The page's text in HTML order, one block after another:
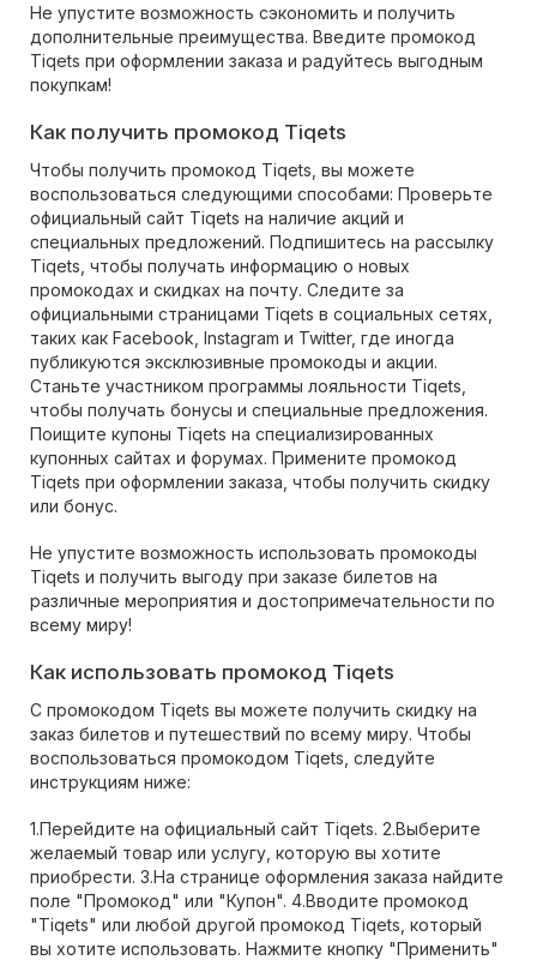
Не упустите возможность сэкономить и получить
дополнительные преимущества. Введите промокод
Tiqets при оформлении заказа и радуйтесь выгодным
покупкам!
Как получить промокод Tiqets
Чтобы получить промокод Tiqets, вы можете
воспользоваться следующими способами: Проверьте
официальный сайт Tiqets на наличие акций и
специальных предложений. Подпишитесь на рассылку
Tiqets, чтобы получать информацию о новых
промокодах и скидках на почту. Следите за
официальными страницами Tiqets в социальных сетях,
таких как Facebook, Instagram и Twitter, где иногда
публикуются эксклюзивные промокоды и акции.
Станьте участником программы лояльности Tiqets,
чтобы получать бонусы и специальные предложения.
Поищите купоны Tiqets на специализированных
купонных сайтах и форумах. Примените промокод
Tiqets при оформлении заказа, чтобы получить скидку
или бонус.
Не упустите возможность использовать промокоды
Tiqets и получить выгоду при заказе билетов на
различные мероприятия и достопримечательности по
всему миру!
Как использовать промокод Tiqets
С промокодом Tiqets вы можете получить скидку на
заказ билетов и путешествий по всему миру. Чтобы
воспользоваться промокодом Tiqets, следуйте
инструкциям ниже:
1.Перейдите на официальный сайт Tiqets. 2.Выберите
желаемый товар или услугу, которую вы хотите
приобрести. 3.На странице оформления заказа найдите
поле "Промокод" или "Купон". 4.Вводите промокод
"Tiqets" или любой другой промокод Tiqets, который
вы хотите использовать. Нажмите кнопку "Применить"